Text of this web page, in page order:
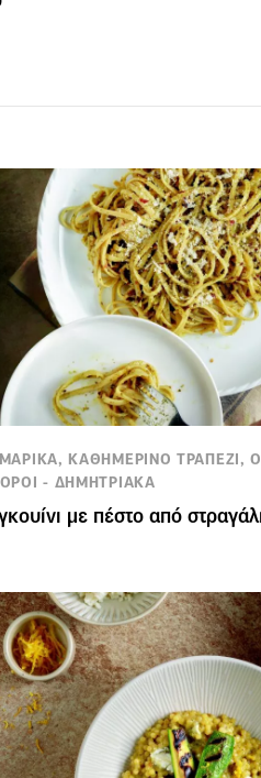
ΚΑΘΗΜΕΡΙΝΟ ΤΡΑΠΕΖΙ,
- ΔΗΜΗΤΡΙΑΚΑ
με πέστο από